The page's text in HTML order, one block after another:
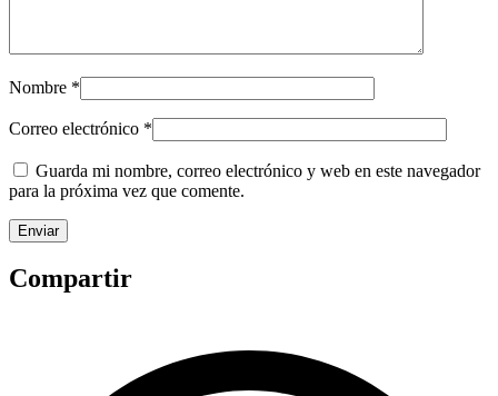
Nombre *
Correo electrónico *
Guarda mi nombre, correo electrónico y web en este navegador
para la próxima vez que comente.
Compartir